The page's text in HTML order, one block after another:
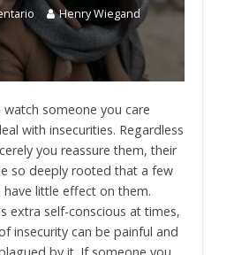
Henry Wiegand
someone you care
with insecurities. Regardless
you reassure them, their
so deeply rooted that a few
little effect on them.
extra self-conscious at times,
insecurity can be painful and